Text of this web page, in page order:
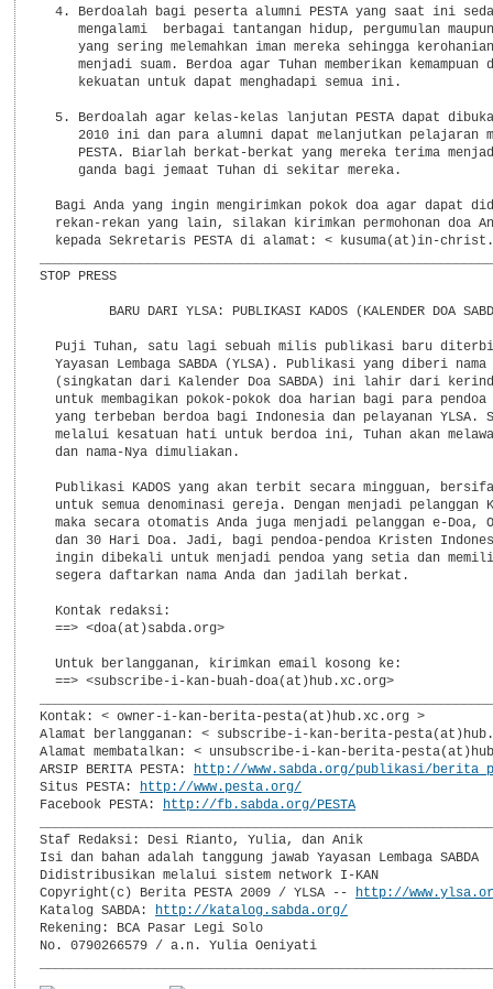
4. Berdoalah bagi peserta alumni PESTA yang saat ini
mengalami  berbagai tantangan hidup, pergumulan
yang sering melemahkan iman mereka sehingga
menjadi suam. Berdoa agar Tuhan memberikan kemampuan
     kekuatan untuk dapat menghadapi semua ini.
5. Berdoalah agar kelas-kelas lanjutan PESTA dapat
2010 ini dan para alumni dapat melanjutkan pelajaran
PESTA. Biarlah berkat-berkat yang mereka terima
     ganda bagi jemaat Tuhan di sekitar mereka.
Bagi Anda yang ingin mengirimkan pokok doa agar dapat
rekan-rekan yang lain, silakan kirimkan permohonan doa
kepada Sekretaris PESTA di alamat: < kusuma(at)in-
STOP PRESS
BARU DARI YLSA: PUBLIKASI KADOS (KALENDER DOA
Puji Tuhan, satu lagi sebuah milis publikasi baru
Yayasan Lembaga SABDA (YLSA). Publikasi yang diberi nama
(singkatan dari Kalender Doa SABDA) ini lahir dari
untuk membagikan pokok-pokok doa harian bagi para pendoa
yang terbeban berdoa bagi Indonesia dan pelayanan YLSA.
melalui kesatuan hati untuk berdoa ini, Tuhan akan
  dan nama-Nya dimuliakan.
Publikasi KADOS yang akan terbit secara mingguan,
untuk semua denominasi gereja. Dengan menjadi pelanggan
maka secara otomatis Anda juga menjadi pelanggan e-Doa,
dan 30 Hari Doa. Jadi, bagi pendoa-pendoa Kristen
ingin dibekali untuk menjadi pendoa yang setia dan
  segera daftarkan nama Anda dan jadilah berkat.
  Kontak redaksi:
  ==> <doa(at)sabda.org>
  Untuk berlangganan, kirimkan email kosong ke:
  ==> <subscribe-i-kan-buah-doa(at)hub.xc.org>
Kontak: < owner-i-kan-berita-pesta(at)hub.xc.org >
Alamat berlangganan: < subscribe-i-kan-berita-
Alamat membatalkan: < unsubscribe-i-kan-berita-
ARSIP BERITA PESTA:
http://www.sabda.org/publikasi/
Situs PESTA:
http://www.pesta.org/
Facebook PESTA:
http://fb.sabda.org/PESTA
Staf Redaksi: Desi Rianto, Yulia, dan Anik
Isi dan bahan adalah tanggung jawab Yayasan Lembaga SABDA
Didistribusikan melalui sistem network I-KAN
Copyright(c) Berita PESTA 2009 / YLSA --
http://
Katalog SABDA:
http://katalog.sabda.org/
Rekening: BCA Pasar Legi Solo
No. 0790266579 / a.n. Yulia Oeniyati